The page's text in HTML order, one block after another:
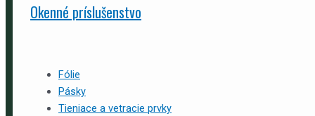
Okenné príslušenstvo
Fólie
Pásky
Tieniace a vetracie prvky